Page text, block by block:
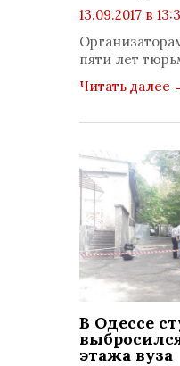
13.09.2017 в
просмотров:
пяти лет
Читать далее
В Одессе
этажа вуза